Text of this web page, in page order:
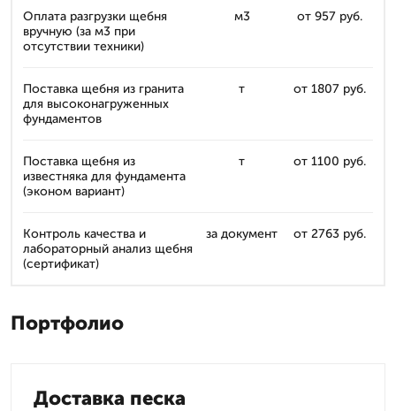
Оплата разгрузки щебня
вручную (за м3 при
отсутствии техники)
м3 от 957 руб.
Поставка щебня из гранита
для высоконагруженных
фундаментов
т от 1807 руб.
Поставка щебня из
известняка для фундамента
(эконом вариант)
т от 1100 руб.
Контроль качества и
лабораторный анализ щебня
(сертификат)
за документ от 2763 руб.
Портфолио
Доставка песка